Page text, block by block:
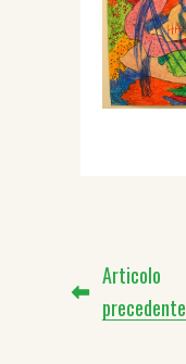
Articolo
precedente